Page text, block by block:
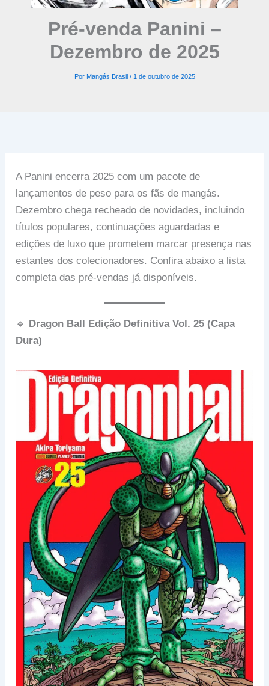
Pré-venda Panini –
Dezembro de 2025
Por Mangás Brasil / 1 de outubro de 2025
A Panini encerra 2025 com um pacote de
lançamentos de peso para os fãs de mangás.
Dezembro chega recheado de novidades, incluindo
títulos populares, continuações aguardadas e
edições de luxo que prometem marcar presença nas
estantes dos colecionadores. Confira abaixo a lista
completa das pré-vendas já disponíveis.
🔹 Dragon Ball Edição Definitiva Vol. 25 (Capa
Dura)